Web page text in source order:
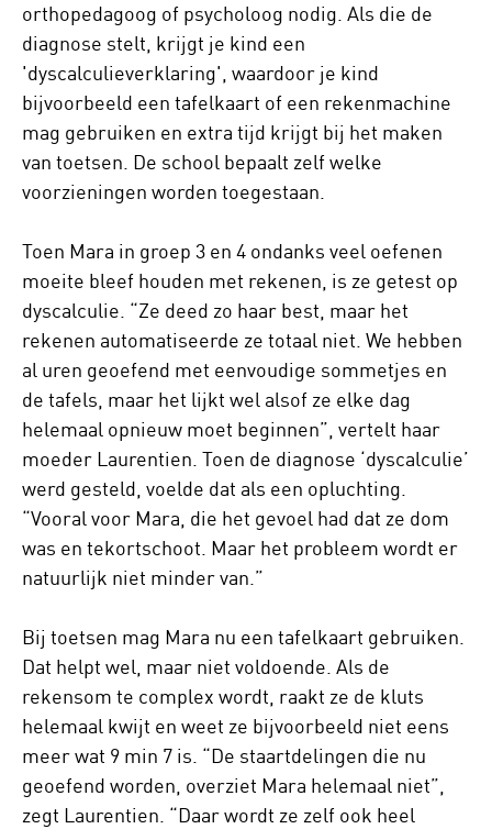
orthopedagoog of psycholoog nodig. Als die de
diagnose stelt, krijgt je kind een
'dyscalculieverklaring', waardoor je kind
bijvoorbeeld een tafelkaart of een rekenmachine
mag gebruiken en extra tijd krijgt bij het maken
van toetsen. De school bepaalt zelf welke
voorzieningen worden toegestaan.
Toen Mara in groep 3 en 4 ondanks veel oefenen
moeite bleef houden met rekenen, is ze getest op
dyscalculie. “Ze deed zo haar best, maar het
rekenen automatiseerde ze totaal niet. We hebben
al uren geoefend met eenvoudige sommetjes en
de tafels, maar het lijkt wel alsof ze elke dag
helemaal opnieuw moet beginnen”, vertelt haar
moeder Laurentien. Toen de diagnose ‘dyscalculie’
werd gesteld, voelde dat als een opluchting.
“Vooral voor Mara, die het gevoel had dat ze dom
was en tekortschoot. Maar het probleem wordt er
natuurlijk niet minder van.”
Bij toetsen mag Mara nu een tafelkaart gebruiken.
Dat helpt wel, maar niet voldoende. Als de
rekensom te complex wordt, raakt ze de kluts
helemaal kwijt en weet ze bijvoorbeeld niet eens
meer wat 9 min 7 is. “De staartdelingen die nu
geoefend worden, overziet Mara helemaal niet”,
zegt Laurentien. “Daar wordt ze zelf ook heel